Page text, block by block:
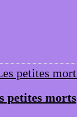
petites morts